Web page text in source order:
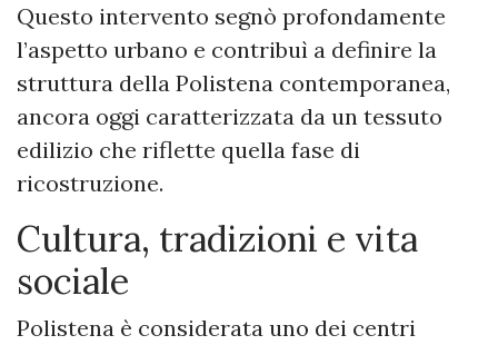
Questo intervento segnò profondamente
l’aspetto urbano e contribuì a definire la
struttura della Polistena contemporanea,
ancora oggi caratterizzata da un tessuto
edilizio che riflette quella fase di
ricostruzione.
Cultura, tradizioni e vita
sociale
Polistena è considerata uno dei centri